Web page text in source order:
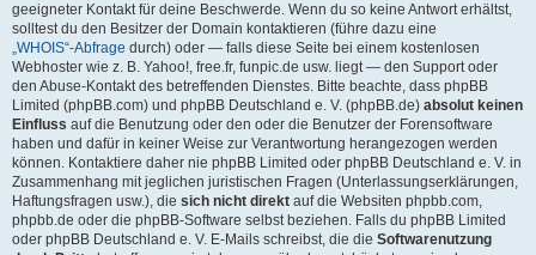
geeigneter Kontakt für deine Beschwerde. Wenn du so keine Antwort erhältst,
solltest du den Besitzer der Domain kontaktieren (führe dazu eine
„WHOIS“-Abfrage durch) oder — falls diese Seite bei einem kostenlosen
Webhoster wie z. B. Yahoo!, free.fr, funpic.de usw. liegt — den Support oder
den Abuse-Kontakt des betreffenden Dienstes. Bitte beachte, dass phpBB
Limited (phpBB.com) und phpBB Deutschland e. V. (phpBB.de) absolut keinen
Einfluss auf die Benutzung oder den oder die Benutzer der Forensoftware
haben und dafür in keiner Weise zur Verantwortung herangezogen werden
können. Kontaktiere daher nie phpBB Limited oder phpBB Deutschland e. V. in
Zusammenhang mit jeglichen juristischen Fragen (Unterlassungserklärungen,
Haftungsfragen usw.), die sich nicht direkt auf die Websiten phpbb.com,
phpbb.de oder die phpBB-Software selbst beziehen. Falls du phpBB Limited
oder phpBB Deutschland e. V. E-Mails schreibst, die die Softwarenutzung